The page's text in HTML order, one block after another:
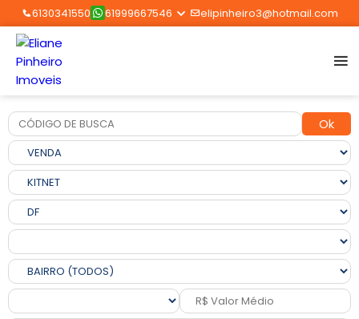
6130341550 61999667546 elipinheiro3@hotmail.com
Ok